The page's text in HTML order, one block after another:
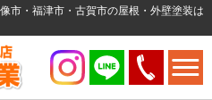
市・福津市・古賀市の屋根・外壁塗装は